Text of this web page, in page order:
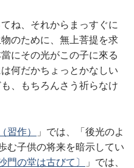
ね、それからまっすぐに
のために、無上菩提を求
にその光がこの子に來る
何だかちょっとかなしい
、もちろんさう祈らなけ
習作）
」では、「後光のよ
む子供の将来を暗示してい
門の堂は古びて〕
」では、